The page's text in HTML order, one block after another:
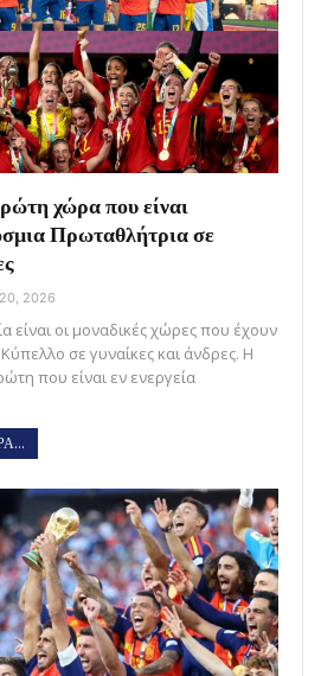
χώρα που είναι
Πρωταθλήτρια σε
20, 2026
είναι οι μοναδικές χώρες που έχουν
σε γυναίκες και άνδρες. Η
που είναι εν ενεργεία